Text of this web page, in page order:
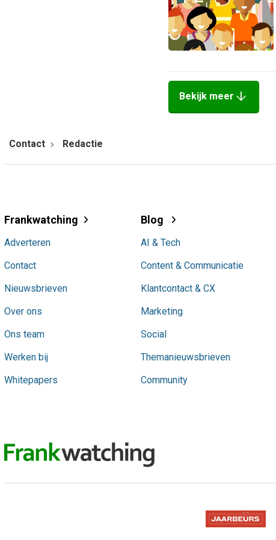
Bekijk meer arrow_downward
Contact Redactie
Frankwatching
Adverteren
Contact
Nieuwsbrieven
Over ons
Ons team
Werken bij
Whitepapers
Blog
AI & Tech
Content & Communicatie
Klantcontact & CX
Marketing
Social
Themanieuwsbrieven
Community